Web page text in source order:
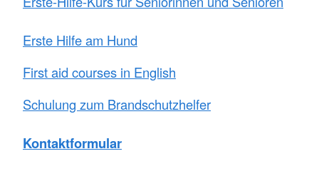
Erste Hilfe am Hund
First aid courses in English
Schulung zum Brandschutzhelfer
Kontaktformular